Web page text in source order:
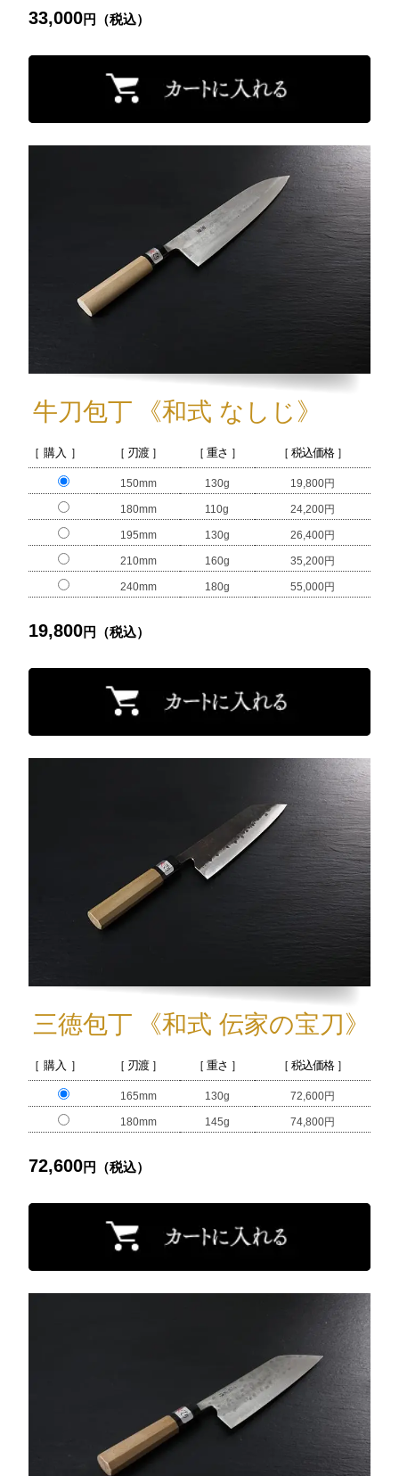
33,000円（税込）
牛刀包丁 《和式 なしじ》
［ 購入 ］ ［ 刃渡 ］ ［ 重さ ］ ［ 税込価格 ］
150mm 130g 19,800円
180mm 110g 24,200円
195mm 130g 26,400円
210mm 160g 35,200円
240mm 180g 55,000円
19,800円（税込）
三徳包丁 《和式 伝家の宝刀》
［ 購入 ］ ［ 刃渡 ］ ［ 重さ ］ ［ 税込価格 ］
165mm 130g 72,600円
180mm 145g 74,800円
72,600円（税込）